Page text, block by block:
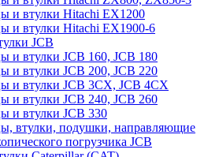
и втулки Hitachi EX1200
и втулки Hitachi EX1900-6
JCB
и втулки JCB 160, JCB 180
и втулки JCB 200, JCB 220
и втулки JCB 3CX, JCB 4CX
и втулки JCB 240, JCB 260
и втулки JCB 330
втулки, подушки, направляющие
погрузчика JCB